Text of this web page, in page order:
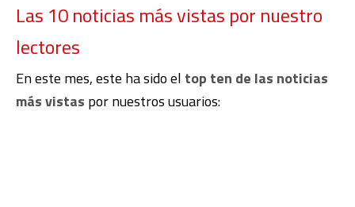
Las 10 noticias más vistas por nuestro
lectores
En este mes, este ha sido el top ten de las noticias
más vistas por nuestros usuarios: